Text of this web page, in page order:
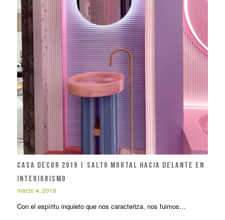
CASA DECOR 2019 | Salto mortal hacia delante en
interiorismo
marzo 4, 2019
Con el espíritu inquieto que nos caracteriza, nos fuimos…